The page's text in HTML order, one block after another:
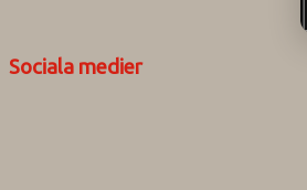
Sociala medier